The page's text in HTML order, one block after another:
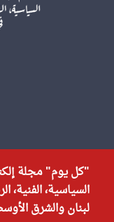
"كل يوم" مجلة
السياسية،
لبنان والشرق